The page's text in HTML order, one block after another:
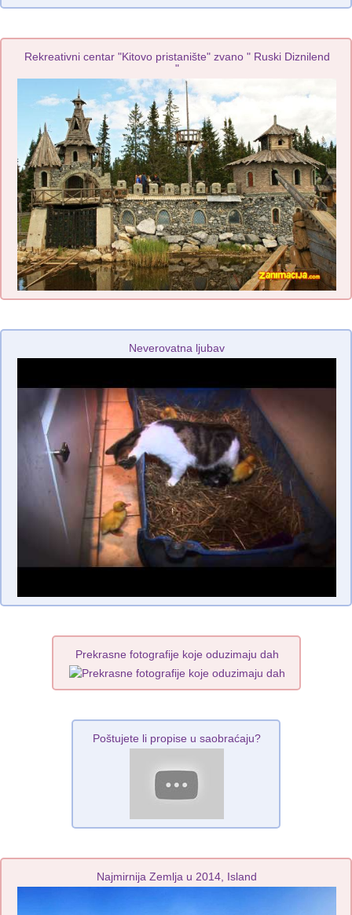
Rekreativni centar "Kitovo pristanište" zvano " Ruski Diznilend
"
Neverovatna ljubav
Prekrasne fotografije koje oduzimaju dah
Poštujete li propise u saobraćaju?
Najmirnija Zemlja u 2014, Island